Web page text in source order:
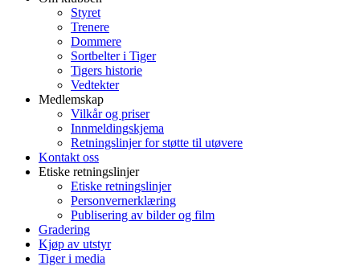
Styret
Trenere
Dommere
Sortbelter i Tiger
Tigers historie
Vedtekter
Medlemskap
Vilkår og priser
Innmeldingskjema
Retningslinjer for støtte til utøvere
Kontakt oss
Etiske retningslinjer
Etiske retningslinjer
Personvernerklæring
Publisering av bilder og film
Gradering
Kjøp av utstyr
Tiger i media